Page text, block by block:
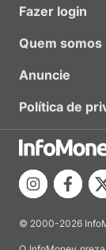
Fazer login
Quem somos
Anuncie
Política de
© 2000-2026